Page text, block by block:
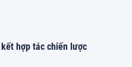
hợp tác chiến lược